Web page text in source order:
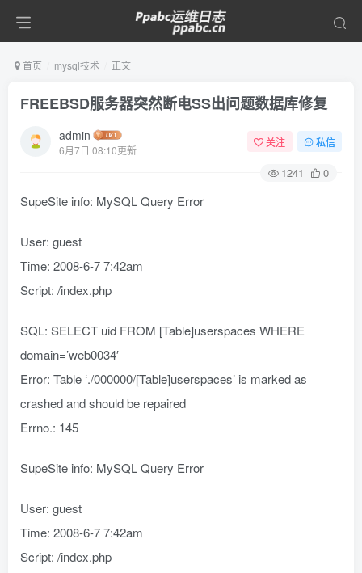
首页 mysql技术 正文
FREEBSD服务器突然断电SS出问题数据库修复
admin
6月7日 08:10更新
关注 私信
1241 0
SupeSite info: MySQL Query Error
User: guest
Time: 2008-6-7 7:42am
Script: /index.php
SQL: SELECT uid FROM [Table]userspaces WHERE
domain=’web0034′
Error: Table ‘./000000/[Table]userspaces’ is marked as
crashed and should be repaired
Errno.: 145
SupeSite info: MySQL Query Error
User: guest
Time: 2008-6-7 7:42am
Script: /index.php